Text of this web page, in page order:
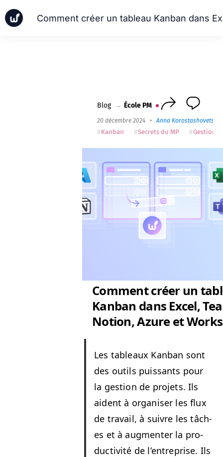
Blog → École PM
20 décembre 2024 •Anna Korostashovets
Kanban Secrets du MP Gestion
Comment créer un
Kanban dans Excel,
Notion, Azure et
Les tableaux Kan­ban sont
des out­ils puis­sants pour
la ges­tion de pro­jets. Ils
aident à organ­is­er les flux
de tra­vail, à suiv­re les tâch­
es et à aug­menter la pro­
duc­tiv­ité de l’en­tre­prise. Ils